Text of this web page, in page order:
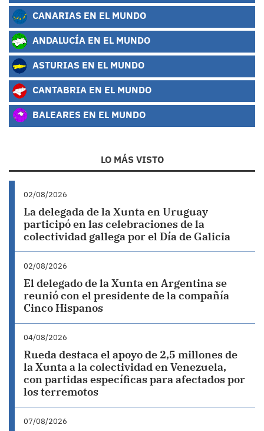
CANARIAS EN EL MUNDO
ANDALUCÍA EN EL MUNDO
ASTURIAS EN EL MUNDO
CANTABRIA EN EL MUNDO
BALEARES EN EL MUNDO
LO MÁS VISTO
02/08/2026
La delegada de la Xunta en Uruguay
participó en las celebraciones de la
colectividad gallega por el Día de Galicia
02/08/2026
El delegado de la Xunta en Argentina se
reunió con el presidente de la compañía
Cinco Hispanos
04/08/2026
Rueda destaca el apoyo de 2,5 millones de
la Xunta a la colectividad en Venezuela,
con partidas específicas para afectados por
los terremotos
07/08/2026